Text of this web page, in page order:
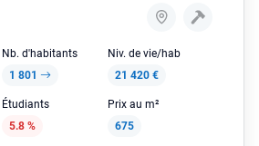
Nb. d'habitants
1 801
Niv. de vie/hab
21 420 €
Étudiants
5.8 %
Prix au m²
675